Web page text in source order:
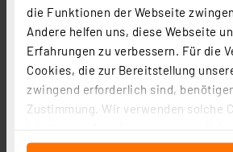
die Funktionen der Webseite
Andere helfen uns, diese Webseite
Erfahrungen zu verbessern. Für die
Cookies, die zur Bereitstellung
zwingend erforderlich sind,
Zustimmung. Wir verwenden solche
für soziale Medien anbieten zu
Produktdatenblatt